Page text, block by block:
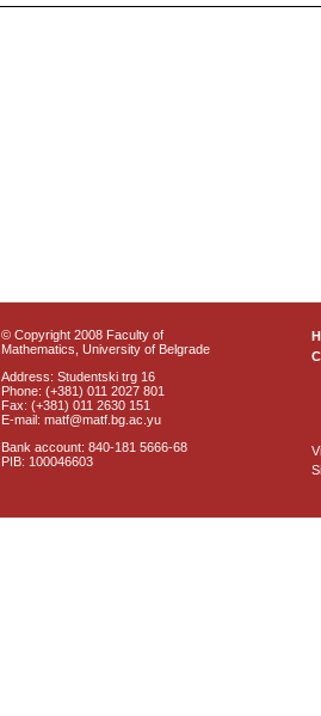
© Copyright 2008 Faculty of
Mathematics, University of Belgrade
Address: Studentski trg 16
Phone: (+381) 011 2027 801
Fax: (+381) 011 2630 151
E-mail: matf@matf.bg.ac.yu
Bank account: 840-181 5666-68
PIB: 100046603